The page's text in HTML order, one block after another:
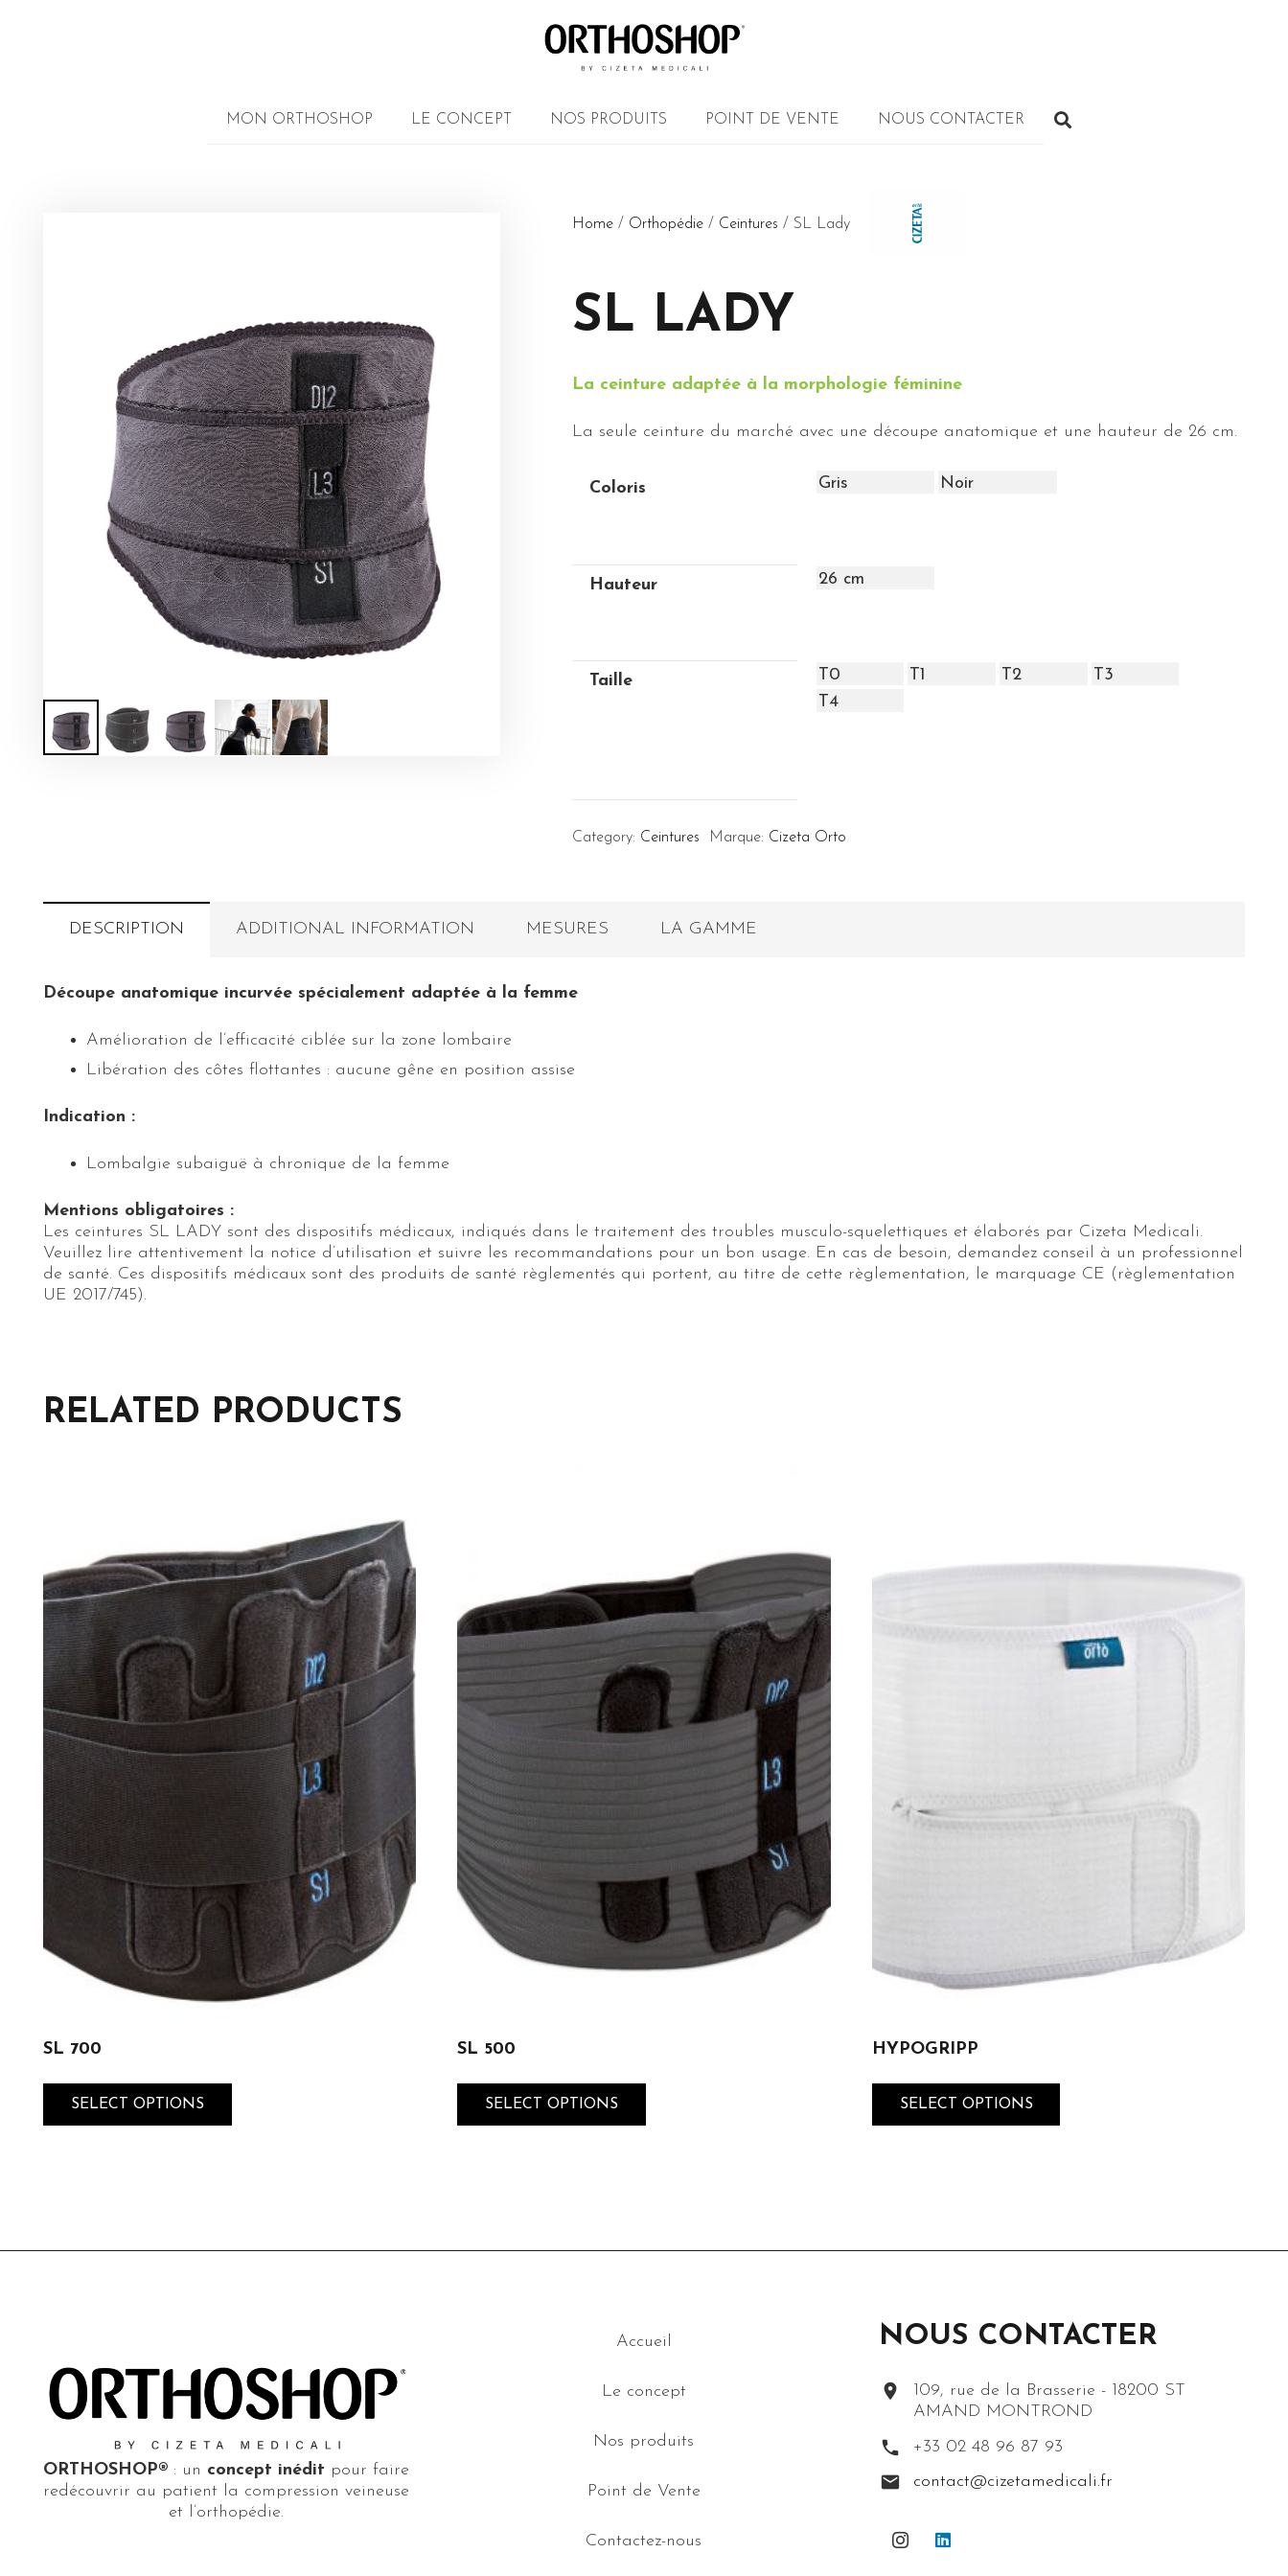
MON ORTHOSHOP LE CONCEPT NOS PRODUITS POINT DE VENTE NOUS CONTACTER
Home/ Orthopédie/ Ceintures / SL Lady
SL LADY
La ceinture adaptée à la morphologie féminine
La seule ceinture du marché avec une découpe anatomique et une hauteur de 26 cm.
Coloris
Hauteur
Taille
Category: Ceintures Marque: Cizeta Orto
DESCRIPTION ADDITIONAL INFORMATION MESURES LA GAMME
Découpe anatomique incurvée spécialement adaptée à la femme
Amélioration de l’efficacité ciblée sur la zone lombaire
Libération des côtes flottantes : aucune gêne en position assise
Indication :
Lombalgie subaiguë à chronique de la femme
Mentions obligatoires :
Les ceintures SL LADY sont des dispositifs médicaux, indiqués dans le traitement des troubles musculo-squelettiques et élaborés par Cizeta Medicali.
Veuillez lire attentivement la notice d’utilisation et suivre les recommandations pour un bon usage. En cas de besoin, demandez conseil à un professionnel
de santé. Ces dispositifs médicaux sont des produits de santé règlementés qui portent, au titre de cette règlementation, le marquage CE (règlementation
UE 2017/745).
RELATED PRODUCTS
SL 700
SELECT OPTIONS
SL 500
SELECT OPTIONS
HYPOGRIPP
SELECT OPTIONS
ORTHOSHOP® : un concept inédit pour faire
redécouvrir au patient la compression veineuse
et l’orthopédie.
Accueil
Le concept
Nos produits
Point de Vente
Contactez-nous
NOUS CONTACTER
109, rue de la Brasserie - 18200 ST
AMAND MONTROND
+33 02 48 96 87 93
contact@cizetamedicali.fr